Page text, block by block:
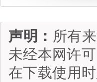
声明： 所有
未经本网许
在下载使用